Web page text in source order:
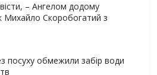
– Ангелом додому
Михайло Скоробогатий з
посуху обмежили забір води